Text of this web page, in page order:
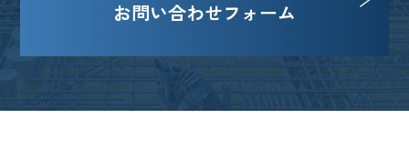
お問い合わせフォーム